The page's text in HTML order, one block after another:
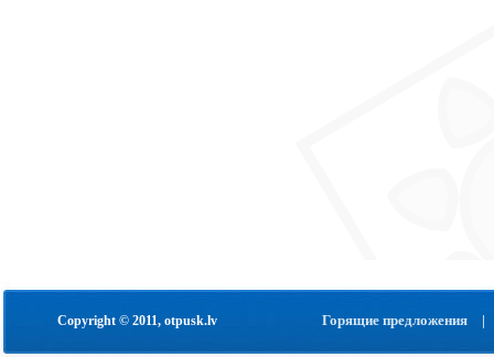
Copyright © 2011, otpusk.lv Горящие предложения |